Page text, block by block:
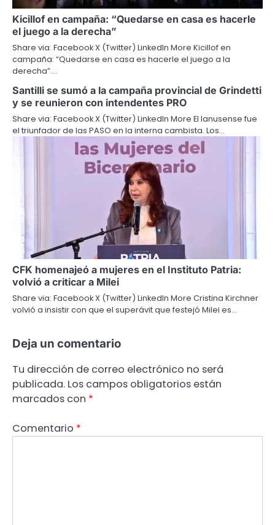
Kicillof en campaña: “Quedarse en casa es hacerle
el juego a la derecha”
Share via: Facebook X (Twitter) LinkedIn More Kicillof en
campaña: “Quedarse en casa es hacerle el juego a la
derecha”.…
Santilli se sumó a la campaña provincial de Grindetti
y se reunieron con intendentes PRO
Share via: Facebook X (Twitter) LinkedIn More El lanusense fue
el triunfador de las PASO en la interna cambista. Los…
CFK homenajeó a mujeres en el Instituto Patria:
volvió a criticar a Milei
Share via: Facebook X (Twitter) LinkedIn More Cristina Kirchner
volvió a insistir con que el superávit que festejó Milei es…
Deja un comentario
Tu dirección de correo electrónico no será
publicada. Los campos obligatorios están
marcados con *
Comentario *